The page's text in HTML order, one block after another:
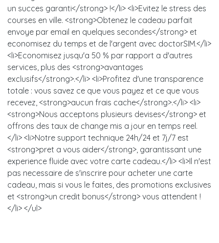
un succes garanti</strong> !</li> <li>Evitez le stress des
courses en ville. <strong>Obtenez le cadeau parfait
envoye par email en quelques secondes</strong> et
economisez du temps et de l'argent avec doctorSIM.</li>
<li>Economisez jusqu'a 50 % par rapport a d'autres
services, plus des <strong>avantages
exclusifs</strong>.</li> <li>Profitez d'une transparence
totale : vous savez ce que vous payez et ce que vous
recevez, <strong>aucun frais cache</strong>.</li> <li>
<strong>Nous acceptons plusieurs devises</strong> et
offrons des taux de change mis a jour en temps reel.
</li> <li>Notre support technique 24h/24 et 7j/7 est
<strong>pret a vous aider</strong>, garantissant une
experience fluide avec votre carte cadeau.</li> <li>Il n'est
pas necessaire de s'inscrire pour acheter une carte
cadeau, mais si vous le faites, des promotions exclusives
et <strong>un credit bonus</strong> vous attendent !
</li> </ul>